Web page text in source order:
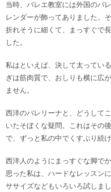
当時、バレエ教室には外国のバ
レンダーが飾ってありました。
折れそうに細くて、まっすぐで
した。
私はといえば、決して太ってい
ぎは筋肉質で、おしりも横に広
ません。
西洋のバレリーナと、どうして
いたそぼくな疑問。これはその
で、ずっと私の中でくすぶり続け
西洋人のようにまっすぐな脚で
思った私は、ハードなレッスン
ササイズなどもいろいろ試しま